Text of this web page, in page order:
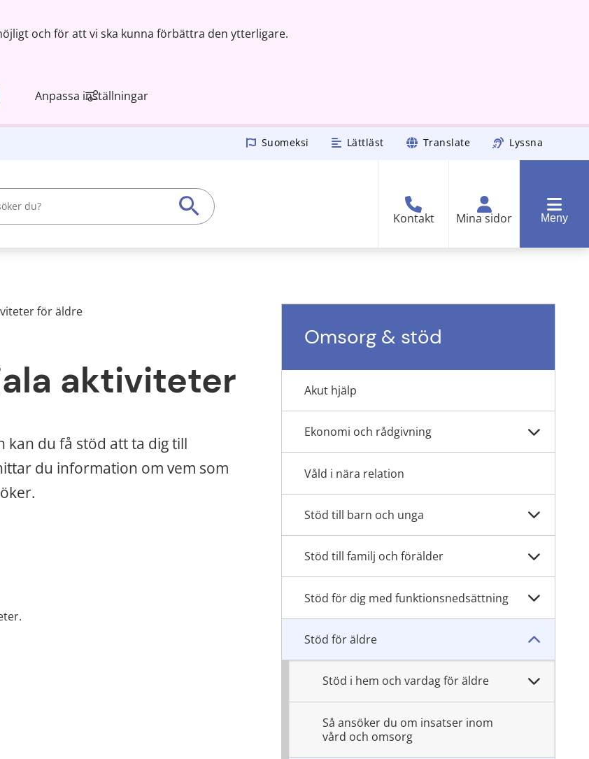
och för att vi ska kunna förbättra den ytterligare.
Anpassa inställningar
Suomeksi Lättläst Translate Lyssna
Kontakt Mina sidor Meny
för äldre
aktiviteter
du få stöd att ta dig till
du information om vem som
Omsorg & stöd
Akut hjälp
Ekonomi och rådgivning
Våld i nära relation
Stöd till barn och unga
Stöd till familj och förälder
Stöd för dig med funktionsnedsättning
Stöd för äldre
Stöd i hem och vardag för äldre
Så ansöker du om insatser inom
vård och omsorg